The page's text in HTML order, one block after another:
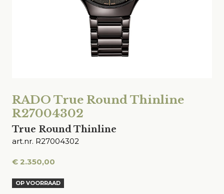
RADO True Round Thinline
R27004302
True Round Thinline
art.nr. R27004302
€ 2.350,00
OP VOORRAAD